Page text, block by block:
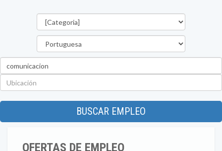
BUSCAR EMPLEO
OFERTAS DE EMPLEO